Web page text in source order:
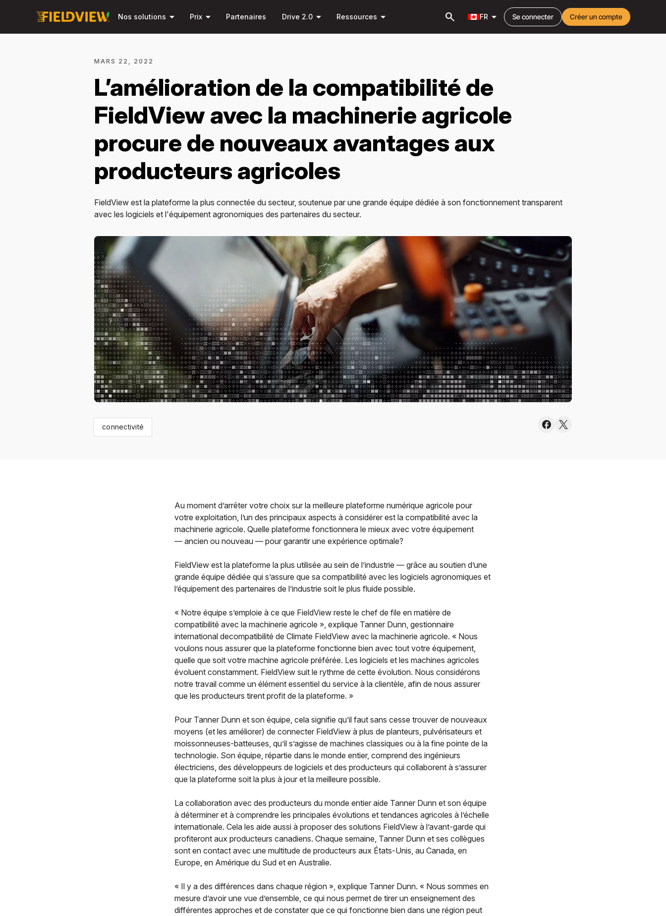
au
principal
Nos solutions arrow_drop_down Prix arrow_drop_down Partenaires Drive 2.0 arrow_drop_down Ressources arrow_drop_down search FR arrow_drop_down Se connecter Créer un compte
MARS 22, 2022
L’amélioration de la compatibilité de
FieldView avec la machinerie agricole
procure de nouveaux avantages aux
producteurs agricoles
FieldView est la plateforme la plus connectée du secteur, soutenue par une grande équipe dédiée à son fonctionnement transparent
avec les logiciels et l'équipement agronomiques des partenaires du secteur.
connectivité
Au moment d’arrêter votre choix sur la meilleure plateforme numérique agricole pour
votre exploitation, l’un des principaux aspects à considérer est la compatibilité avec la
machinerie agricole. Quelle plateforme fonctionnera le mieux avec votre équipement
— ancien ou nouveau — pour garantir une expérience optimale?
FieldView est la plateforme la plus utilisée au sein de l’industrie — grâce au soutien d’une
grande équipe dédiée qui s’assure que sa compatibilité avec les logiciels agronomiques et
l’équipement des partenaires de l’industrie soit le plus fluide possible.
« Notre équipe s’emploie à ce que FieldView reste le chef de file en matière de
compatibilité avec la machinerie agricole », explique Tanner Dunn, gestionnaire
international decompatibilité de Climate FieldView avec la machinerie agricole. « Nous
voulons nous assurer que la plateforme fonctionne bien avec tout votre équipement,
quelle que soit votre machine agricole préférée. Les logiciels et les machines agricoles
évoluent constamment. FieldView suit le rythme de cette évolution. Nous considérons
notre travail comme un élément essentiel du service à la clientèle, afin de nous assurer
que les producteurs tirent profit de la plateforme. »
Pour Tanner Dunn et son équipe, cela signifie qu’il faut sans cesse trouver de nouveaux
moyens (et les améliorer) de connecter FieldView à plus de planteurs, pulvérisateurs et
moissonneuses-batteuses, qu’il s’agisse de machines classiques ou à la fine pointe de la
technologie. Son équipe, répartie dans le monde entier, comprend des ingénieurs
électriciens, des développeurs de logiciels et des producteurs qui collaborent à s’assurer
que la plateforme soit la plus à jour et la meilleure possible.
La collaboration avec des producteurs du monde entier aide Tanner Dunn et son équipe
à déterminer et à comprendre les principales évolutions et tendances agricoles à l’échelle
internationale. Cela les aide aussi à proposer des solutions FieldView à l’avant-garde qui
profiteront aux producteurs canadiens. Chaque semaine, Tanner Dunn et ses collègues
sont en contact avec une multitude de producteurs aux États-Unis, au Canada, en
Europe, en Amérique du Sud et en Australie.
« Il y a des différences dans chaque région », explique Tanner Dunn. « Nous sommes en
mesure d’avoir une vue d’ensemble, ce qui nous permet de tirer un enseignement des
différentes approches et de constater que ce qui fonctionne bien dans une région peut